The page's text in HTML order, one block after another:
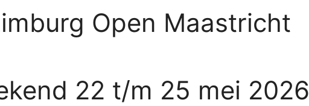
Open Maastricht
22 t/m 25 mei 2026